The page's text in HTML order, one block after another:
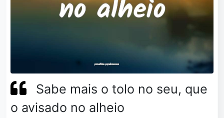
Sabe mais o tolo no seu, que
o avisado no alheio